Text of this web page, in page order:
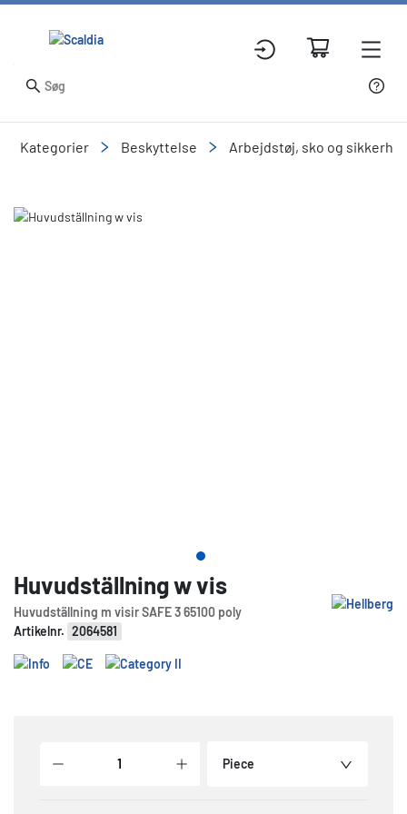
Kategorier Beskyttelse Arbejdstøj, sko og
Slide 1 of 1
Huvudställning w vis
Huvudställning m visir SAFE 3 65100 poly
Artikelnr. 2064581
Piece